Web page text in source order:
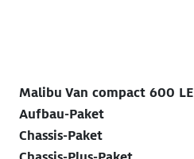
Malibu Van compact 600 LE
Aufbau-Paket
Chassis-Paket